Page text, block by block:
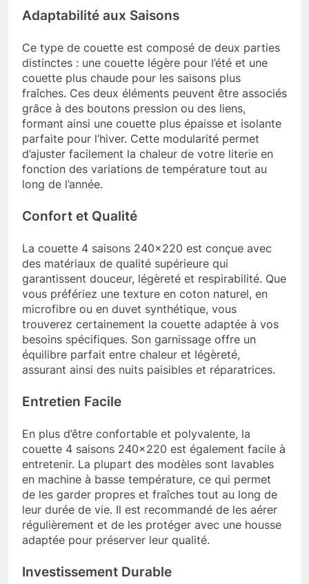
Adaptabilité aux Saisons
Ce type de couette est composé de deux parties
distinctes : une couette légère pour l’été et une
couette plus chaude pour les saisons plus
fraîches. Ces deux éléments peuvent être associés
grâce à des boutons pression ou des liens,
formant ainsi une couette plus épaisse et isolante
parfaite pour l’hiver. Cette modularité permet
d’ajuster facilement la chaleur de votre literie en
fonction des variations de température tout au
long de l’année.
Confort et Qualité
La couette 4 saisons 240×220 est conçue avec
des matériaux de qualité supérieure qui
garantissent douceur, légèreté et respirabilité. Que
vous préfériez une texture en coton naturel, en
microfibre ou en duvet synthétique, vous
trouverez certainement la couette adaptée à vos
besoins spécifiques. Son garnissage offre un
équilibre parfait entre chaleur et légèreté,
assurant ainsi des nuits paisibles et réparatrices.
Entretien Facile
En plus d’être confortable et polyvalente, la
couette 4 saisons 240×220 est également facile à
entretenir. La plupart des modèles sont lavables
en machine à basse température, ce qui permet
de les garder propres et fraîches tout au long de
leur durée de vie. Il est recommandé de les aérer
régulièrement et de les protéger avec une housse
adaptée pour préserver leur qualité.
Investissement Durable